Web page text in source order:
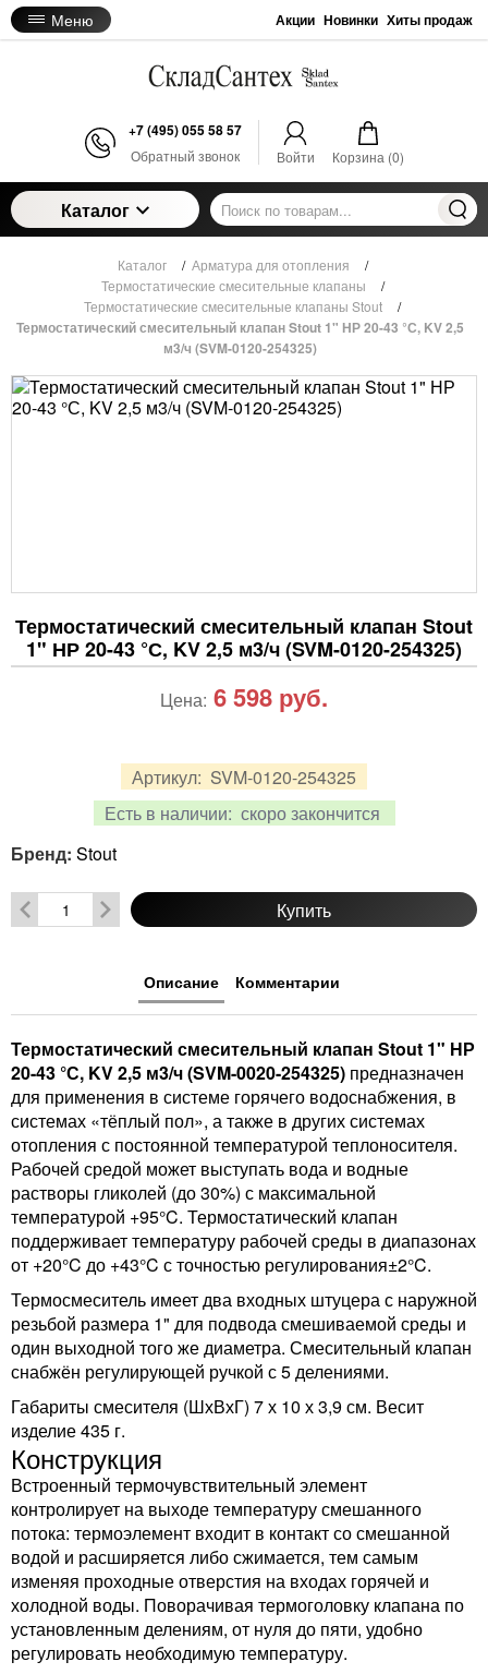
Меню Акции Новинки Хиты продаж
+7 (495) 055 58 57
Обратный звонок Войти Корзина (0)
Каталог
Каталог / Арматура для отопления
/
Термостатические смесительные клапаны
/
Термостатические смесительные клапаны Stout
/
Термостатический смесительный клапан Stout 1" НР 20-43 °С, KV 2,5
м3/ч (SVM-0120-254325)
Термостатический смесительный клапан Stout
1" НР 20-43 °С, KV 2,5 м3/ч (SVM-0120-254325)
Артикул: SVM-0120-254325
Есть в наличии: скоро закончится
Цена: 6 598 руб.
Бренд: Stout
Купить
Описание Комментарии
Термостатический смесительный клапан Stout 1" НР
20-43 °С, KV 2,5 м3/ч (SVM-0020-254325) предназначен
для применения в системе горячего водоснабжения, в
системах «тёплый пол», а также в других системах
отопления с постоянной температурой теплоносителя.
Рабочей средой может выступать вода и водные
растворы гликолей (до 30%) с максимальной
температурой +95°C. Термостатический клапан
поддерживает температуру рабочей среды в диапазонах
от +20°C до +43°C с точностью регулирования±2°C.
Термосмеситель имеет два входных штуцера с наружной
резьбой размера 1" для подвода смешиваемой среды и
один выходной того же диаметра. Смесительный клапан
снабжён регулирующей ручкой с 5 делениями.
Габариты смесителя (ШхВхГ) 7 х 10 х 3,9 см. Весит
изделие 435 г.
Конструкция
Встроенный термочувствительный элемент
контролирует на выходе температуру смешанного
потока: термоэлемент входит в контакт со смешанной
водой и расширяется либо сжимается, тем самым
изменяя проходные отверстия на входах горячей и
холодной воды. Поворачивая термоголовку клапана по
установленным делениям, от нуля до пяти, удобно
регулировать необходимую температуру.